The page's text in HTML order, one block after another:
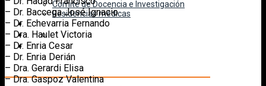
Comité de Docencia e Investigación
Residencias médicas
– Dr. Baccega José Ignacio
– Dr. Echevarria Fernando
– Dra. Haulet Victoria
– Dr. Enria Cesar
– Dr. Enria Derián
– Dra. Gerardi Elisa
– Dra. Gaspoz Valentina